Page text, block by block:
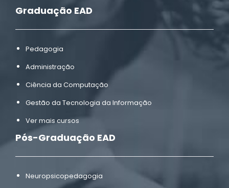
Graduação EAD
Pedagogia
Administração
Ciência da Computação
Gestão da Tecnologia da Informação
Ver mais cursos
Pós-Graduação EAD
Neuropsicopedagogia